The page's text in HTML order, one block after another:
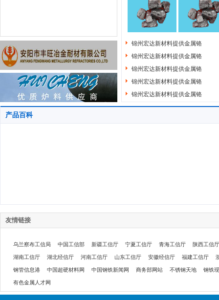
锦州宏达新材料提供金属铬
锦州宏达新材料提供金属铬
锦州宏达新材料提供金属铬
锦州宏达新材料提供金属铬
锦州宏达新材料提供金属铬
产品百科
友情链接
乌兰察布工信局 中国工信部 新疆工信厅 宁夏工信厅 青海工信厅 陕西工信厅
湖南工信厅 湖北经信厅 河南工信厅 山东工信厅 安徽经信厅 福建工信厅
钢管信息港 中国超硬材料网 中国钢铁新闻网 商务部网站 不锈钢天地 钢铁
有色金属人才网